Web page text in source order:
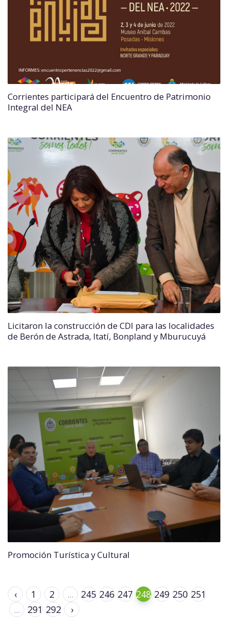
Corrientes participará del Encuentro de Patrimonio
Integral del NEA
Licitaron la construcción de CDI para las localidades
de Berón de Astrada, Itatí, Bonpland y Mburucuyá
Promoción Turística y Cultural
‹ 1 2 ... 245 246 247 248 249 250 251
...
291 292 ›